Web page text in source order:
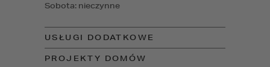
USŁUGI DODATKOWE
PROJEKTY DOMÓW
Sobota: nieczynne